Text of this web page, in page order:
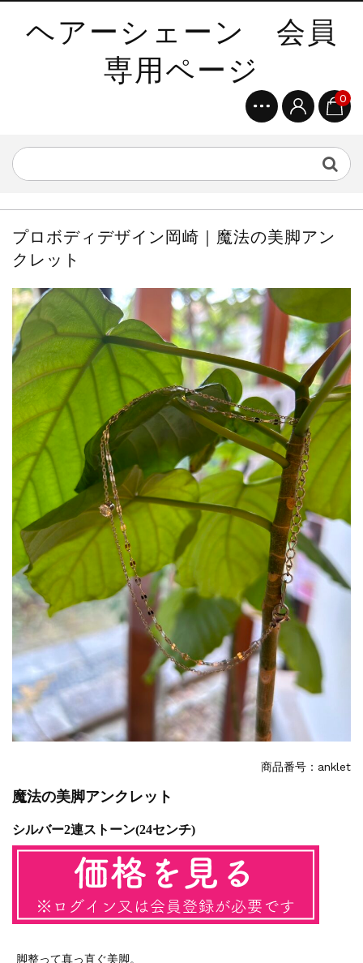
ヘアーシェーン 会員
専用ページ 0
プロボディデザイン岡崎｜魔法の美脚アン
クレット
商品番号：anklet
魔法の美脚アンクレット
シルバー2連ストーン(24センチ)
脚整って真っ直ぐ美脚。